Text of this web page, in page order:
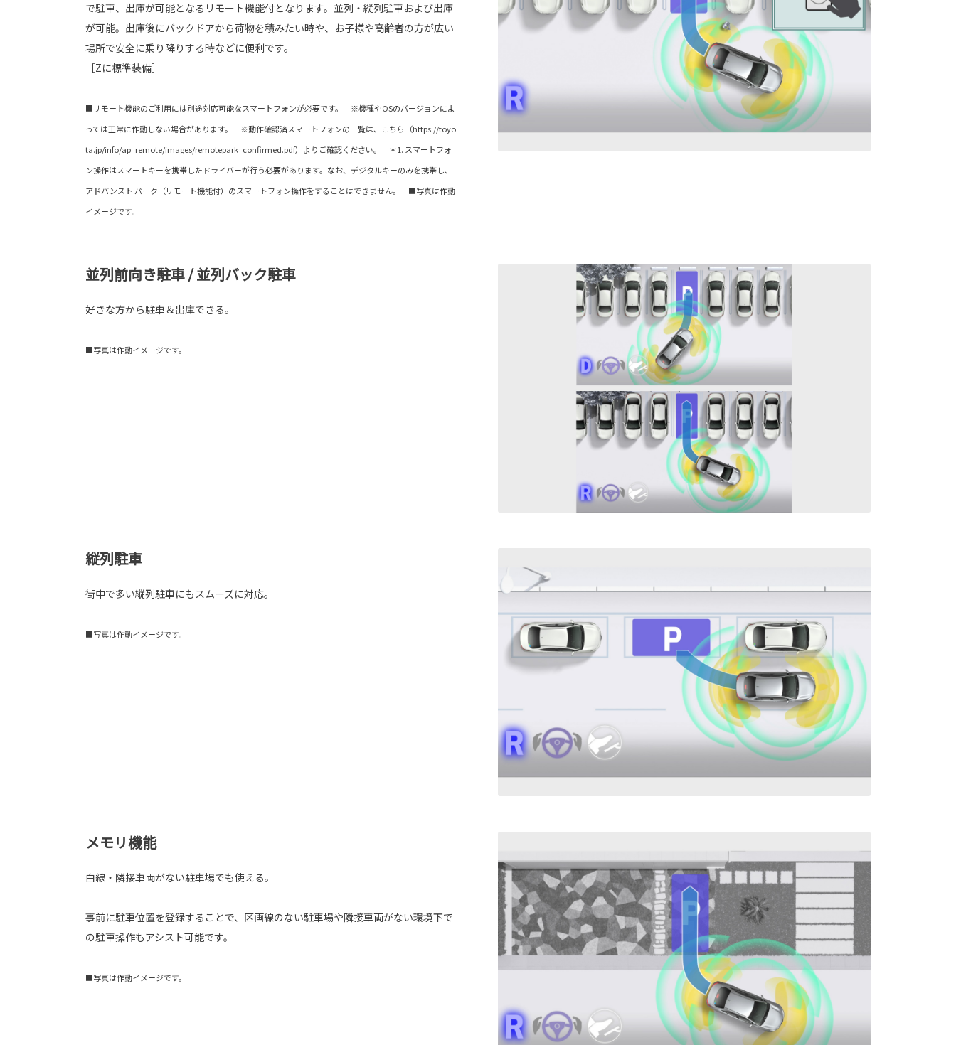
で駐車、出庫が可能となるリモート機能付となります。並列・縦列駐車および出庫
が可能。出庫後にバックドアから荷物を積みたい時や、お子様や高齢者の方が広い
場所で安全に乗り降りする時などに便利です。
［Zに標準装備］
■リモート機能のご利用には別途対応可能なスマートフォンが必要です。 ※機種やOSのバージョンによ
っては正常に作動しない場合があります。 ※動作確認済スマートフォンの一覧は、こちら（https://toyo
ta.jp/info/ap_remote/images/remotepark_confirmed.pdf）よりご確認ください。 ＊1. スマートフォ
ン操作はスマートキーを携帯したドライバーが行う必要があります。なお、デジタルキーのみを携帯し、
アドバンスト パーク（リモート機能付）のスマートフォン操作をすることはできません。 ■写真は作動
イメージです。
並列前向き駐車 / 並列バック駐車
好きな方から駐車＆出庫できる。
■写真は作動イメージです。
縦列駐車
街中で多い縦列駐車にもスムーズに対応。
■写真は作動イメージです。
メモリ機能
白線・隣接車両がない駐車場でも使える。
事前に駐車位置を登録することで、区画線のない駐車場や隣接車両がない環境下で
の駐車操作もアシスト可能です。
■写真は作動イメージです。